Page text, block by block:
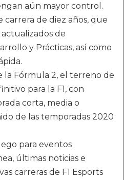
aún mayor control.
carrera de diez años, que
de
y Prácticas, así como
la Fórmula 2, el terreno de
para la F1, con
corta, media o
de las temporadas 2020
para eventos
últimas noticias e
carreras de F1 Esports